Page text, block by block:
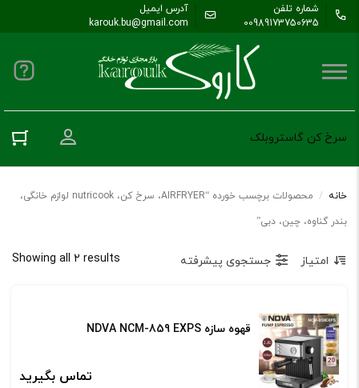
شماره تلفن
00989173750635
آدرس ایمیل
karouk.bu@gmail.com
سرخ کن گاستروبلک ورود به
خانه /
محصولات برچسب خورده “AIRFRYER، سرخ کن، nutricook لوازم خانگی،
بندر گناوه، چین، دبی”
Showing all 2 results امتیاز جستجوی پیشرفته
قهوه سازه NDVA NCM-859 EXPS
تماس بگیرید